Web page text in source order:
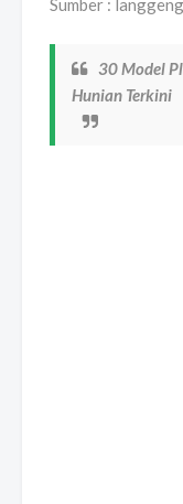
Sumber :
30 Model
Hunian Terkini